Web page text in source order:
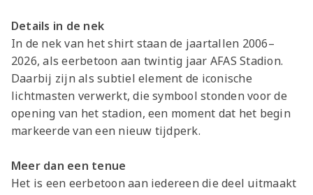
Details in de nek
In de nek van het shirt staan de jaartallen 2006–
2026, als eerbetoon aan twintig jaar AFAS Stadion.
Daarbij zijn als subtiel element de iconische
lichtmasten verwerkt, die symbool stonden voor de
opening van het stadion, een moment dat het begin
markeerde van een nieuw tijdperk.
Meer dan een tenue
Het is een eerbetoon aan iedereen die deel uitmaakt